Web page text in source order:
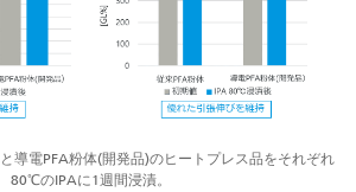
導電PFA粉体(開発品)のヒートプレス品をそれぞれ
80℃のIPAに1週間浸漬。